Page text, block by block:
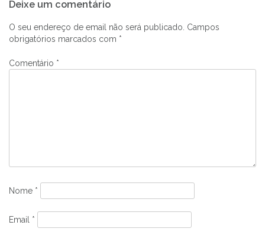
de
artigos
Deixe um comentário
O seu endereço de email não será publicado. Campos
obrigatórios marcados com *
Comentário *
Nome *
Email *